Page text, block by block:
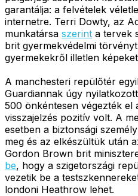
garantálja: a felvételek
internetre. Terri Dowty, az
munkatársa szerint a tervek
brit gyermekvédelmi
gyermekekről illetlen
A manchesteri repülőtér
Guardiannak úgy
500 önkéntesen végezték el
visszajelzés pozitív volt. A
esetben a biztonsági
meg és az elkészültük után
Gordon Brown brit
be, hogy a szigetországi
vezetik be a
londoni Heathrow lehet.